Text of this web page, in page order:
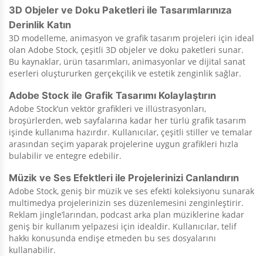
3D Objeler ve Doku Paketleri ile Tasarımlarınıza
Derinlik Katın
3D modelleme, animasyon ve grafik tasarım projeleri için ideal
olan Adobe Stock, çeşitli 3D objeler ve doku paketleri sunar.
Bu kaynaklar, ürün tasarımları, animasyonlar ve dijital sanat
eserleri oluştururken gerçekçilik ve estetik zenginlik sağlar.
Adobe Stock ile Grafik Tasarımı Kolaylaştırın
Adobe Stock’un vektör grafikleri ve illüstrasyonları,
broşürlerden, web sayfalarına kadar her türlü grafik tasarım
işinde kullanıma hazırdır. Kullanıcılar, çeşitli stiller ve temalar
arasından seçim yaparak projelerine uygun grafikleri hızla
bulabilir ve entegre edebilir.
Müzik ve Ses Efektleri ile Projelerinizi Canlandırın
Adobe Stock, geniş bir müzik ve ses efekti koleksiyonu sunarak
multimedya projelerinizin ses düzenlemesini zenginleştirir.
Reklam jingle’larından, podcast arka plan müziklerine kadar
geniş bir kullanım yelpazesi için idealdir. Kullanıcılar, telif
hakkı konusunda endişe etmeden bu ses dosyalarını
kullanabilir.